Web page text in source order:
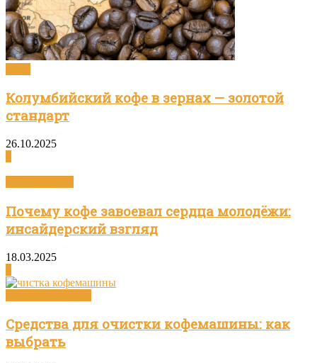
Колумбийский кофе в зернах — золотой
стандарт
26.10.2025
Почему кофе завоевал сердца молодёжи:
инсайдерский взгляд
18.03.2025
Средства для очистки кофемашины: как
выбрать